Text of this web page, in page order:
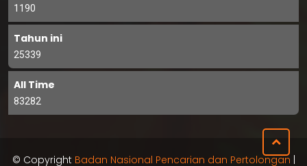
1190
Tahun ini
25339
All Time
83282
© Copyright Badan Nasional Pencarian dan Pertolongan